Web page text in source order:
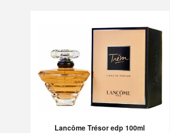
Lancôme Trésor edp 100ml